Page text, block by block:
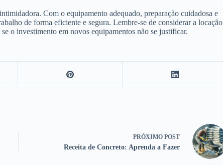
Com o equipamento adequado, preparação cuidadosa e
de forma eficiente e segura. Lembre-se de considerar a locação
o investimento em novos equipamentos não se justificar.
PRÓXIMO POST
Receita de Concreto: Aprenda a Fazer